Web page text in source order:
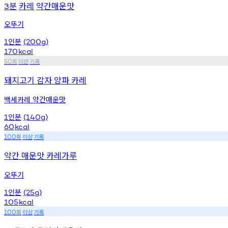
3분 카레 약간매운맛
오뚜기
1 인분 (200g)
170kcal
50회 미만기록
돼지고기 감자 양파 카레
백세카레 약간매운맛
1 인분 (140g)
60kcal
100회 이상기록
약간 매운맛 카레가루
오뚜기
1 인분 (25g)
105kcal
100회 이상기록